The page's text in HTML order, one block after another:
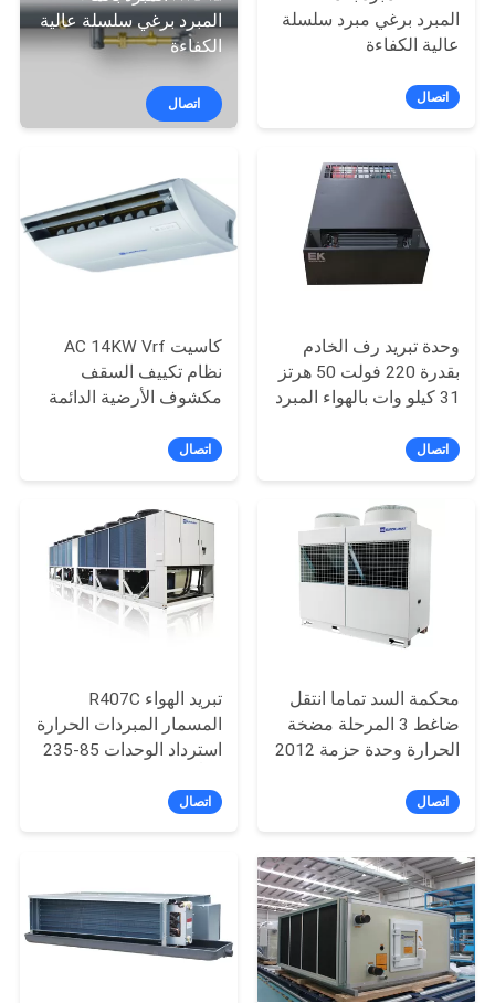
مراقبة
الجودة
اطلب
COMPANY
NEWS
الموقع
PRIVACY
POLICY
المبرد برغي سلسلة عالية
الكفاءة
اتصال
المبرد برغي مبرد سلسلة
عالية الكفاءة
اتصال
كاسيت AC 14KW Vrf
نظام تكييف السقف
مكشوف الأرضية الدائمة
اتصال
وحدة تبريد رف الخادم
بقدرة 220 فولت 50 هرتز
31 كيلو وات بالهواء المبرد
اتصال
تبريد الهواء R407C
المسمار المبردات الحرارة
استرداد الوحدات 85-235
اتصال
محكمة السد تماما انتقل
ضاغط 3 المرحلة مضخة
الحرارة وحدة حزمة 2012
اتصال